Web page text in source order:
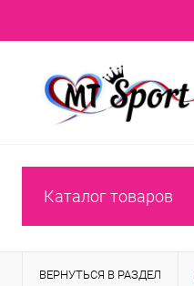
Каталог товаров
ВЕРНУТЬСЯ В РАЗДЕЛ